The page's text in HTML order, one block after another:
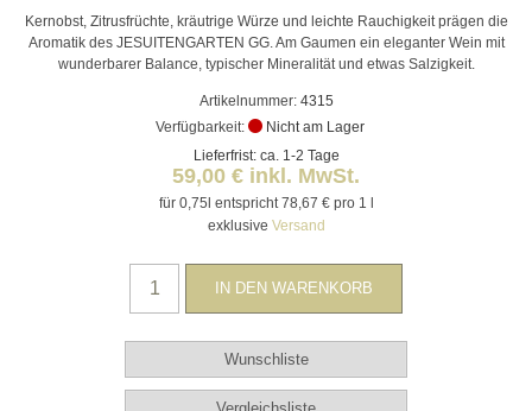
Kernobst, Zitrusfrüchte, kräutrige Würze und leichte Rauchigkeit prägen die
Aromatik des JESUITENGARTEN GG. Am Gaumen ein eleganter Wein mit
wunderbarer Balance, typischer Mineralität und etwas Salzigkeit.
Artikelnummer: 4315
Verfügbarkeit:
Nicht am Lager
Lieferfrist: ca. 1-2 Tage
59,00 € inkl. MwSt.
für 0,75l entspricht 78,67 € pro 1 l
exklusive Versand